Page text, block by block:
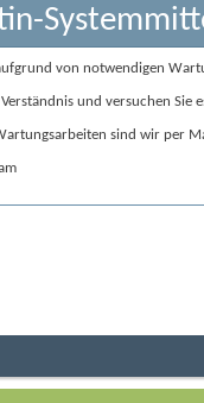
von notwendigen
und versuchen Sie
sind wir per